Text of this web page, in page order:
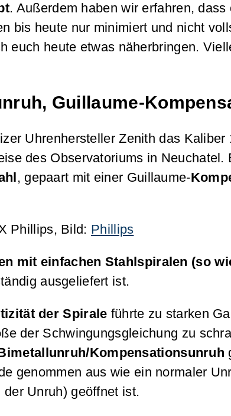
. Außerdem haben wir erfahren,
bis heute nur minimiert und nicht
euch heute etwas näherbringen.
Guillaume-
Uhrenhersteller Zenith das
des Observatoriums in
, gepaart mit einer Guillaume-
Phillips, Bild: Phillips
mit einfachen Stahlspiralen (so
ausgeliefert ist.
der Spirale führte zu starken
der Schwingungsgleichung zu
Kompensationsunruh
genommen aus wie ein normaler
Unruh) geöffnet ist.